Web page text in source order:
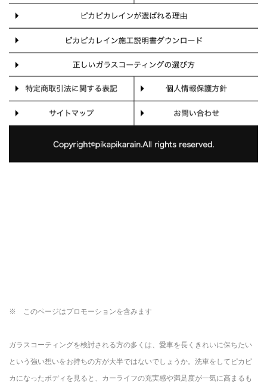
※ このページはプロモーションを含みます
ガラスコーティングを検討される方の多くは、愛車を長くきれいに保ちたい
という強い想いをお持ちの方が大半ではないでしょうか。洗車をしてピカピ
カになったボディを見ると、カーライフの充実感や満足度が一気に高まるも